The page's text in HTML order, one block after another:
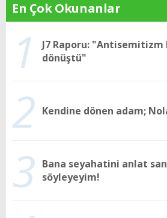
En Çok Okunanlar
1
J7 Raporu:
dönüştü"
2 Kendine dönen adam;
3 Bana seyahatini anlat
söyleyeyim!